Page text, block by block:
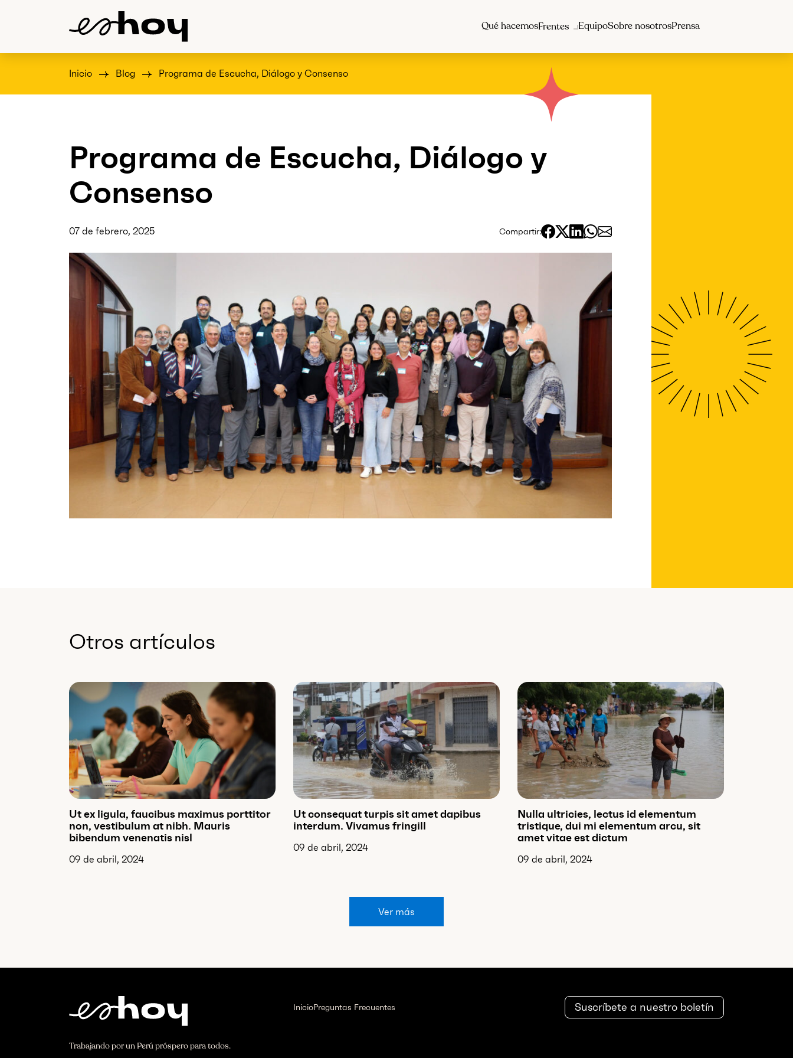
Qué hacemosFrentes EquipoSobre nosotrosPrensa
Inicio Blog Programa de Escucha, Diálogo y Consenso
Programa de Escucha, Diálogo y
Consenso
07 de febrero, 2025 Compartir:
Otros artículos
Ut ex ligula, faucibus maximus porttitor
non, vestibulum at nibh. Mauris
bibendum venenatis nisl
09 de abril, 2024
Ut consequat turpis sit amet dapibus
interdum. Vivamus fringill
09 de abril, 2024
Nulla ultricies, lectus id elementum
tristique, dui mi elementum arcu, sit
amet vitae est dictum
09 de abril, 2024
Ver más
Trabajando por un Perú próspero para todos.
InicioPreguntas Frecuentes Suscríbete a nuestro boletín